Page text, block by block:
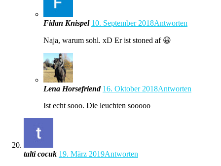
Fidan Knispel 10. September 2018Antworten
Naja, warum sohl. xD Er ist stoned af 😀
Lena Horsefriend 16. Oktober 2018Antworten
Ist echt sooo. Die leuchten sooooo
talti cocuk 19. März 2019Antworten